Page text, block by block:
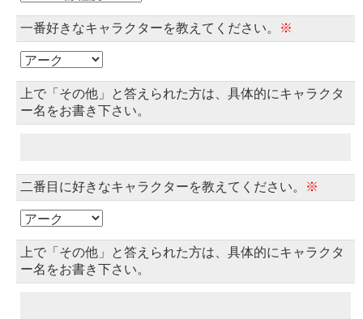
一番好きなキャラクターを教えてください。 ※
上で「その他」と答えられた方は、具体的にキャラクタ
ー名をお書き下さい。
二番目に好きなキャラクターを教えてください。 ※
上で「その他」と答えられた方は、具体的にキャラクタ
ー名をお書き下さい。